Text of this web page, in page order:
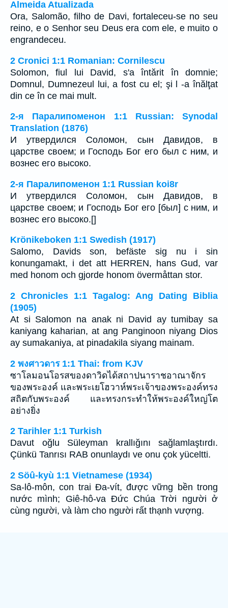
Almeida Atualizada
Ora, Salomão, filho de Davi, fortaleceu-se no seu
reino, e o Senhor seu Deus era com ele, e muito o
engrandeceu.
2 Cronici 1:1 Romanian: Cornilescu
Solomon, fiul lui David, s'a întărit în domnie;
Domnul, Dumnezeul lui, a fost cu el; şi l -a înălţat
din ce în ce mai mult.
2-я Паралипоменон 1:1 Russian: Synodal
Translation (1876)
И утвердился Соломон, сын Давидов, в
царстве своем; и Господь Бог его был с ним, и
вознес его высоко.
2-я Паралипоменон 1:1 Russian koi8r
И утвердился Соломон, сын Давидов, в
царстве своем; и Господь Бог его [был] с ним, и
вознес его высоко.[]
Krönikeboken 1:1 Swedish (1917)
Salomo, Davids son, befäste sig nu i sin
konungamakt, i det att HERREN, hans Gud, var
med honom och gjorde honom övermåttan stor.
2 Chronicles 1:1 Tagalog: Ang Dating Biblia
(1905)
At si Salomon na anak ni David ay tumibay sa
kaniyang kaharian, at ang Panginoon niyang Dios
ay sumakaniya, at pinadakila siyang mainam.
2 พงศาวดาร 1:1 Thai: from KJV
ซาโลมอนโอรสของดาวิดได้สถาปนาราชอาณาจักร
ของพระองค์ และพระเยโฮวาห์พระเจ้าของพระองค์ทรง
สถิตกับพระองค์ และทรงกระทำให้พระองค์ใหญ่โต
อย่างยิ่ง
2 Tarihler 1:1 Turkish
Davut oğlu Süleyman krallığını sağlamlaştırdı.
Çünkü Tanrısı RAB onunlaydı ve onu çok yüceltti.
2 Söû-kyù 1:1 Vietnamese (1934)
Sa-lô-môn, con trai Ða-vít, được vững bền trong
nước mình; Giê-hô-va Ðức Chúa Trời người ở
cùng người, và làm cho người rất thạnh vượng.